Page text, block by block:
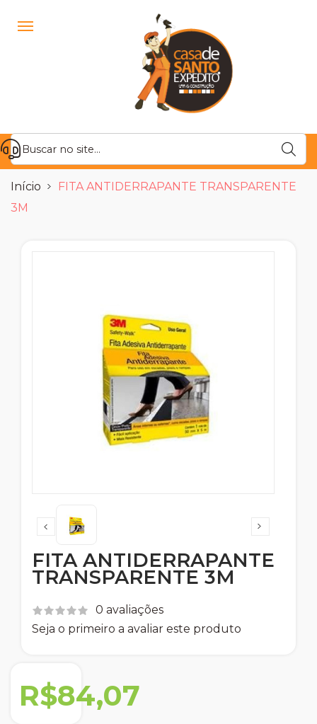
Início
FITA ANTIDERRAPANTE TRANSPARENTE
3M
FITA ANTIDERRAPANTE
TRANSPARENTE 3M
0 avaliações
Seja o primeiro a avaliar este produto
R$84,07